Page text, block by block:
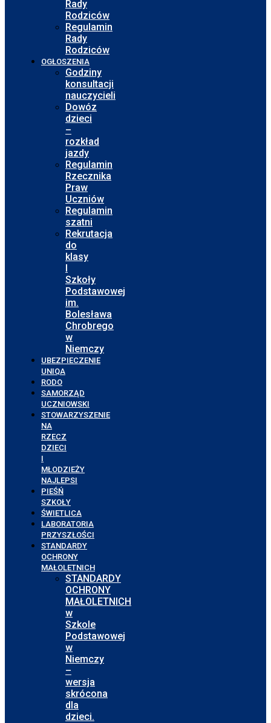
Rady
Rodziców
Regulamin
Rady
Rodziców
OGŁOSZENIA
Godziny
konsultacji
nauczycieli
Dowóz
dzieci
–
rozkład
jazdy
Regulamin
Rzecznika
Praw
Uczniów
Regulamin
szatni
Rekrutacja
do
klasy
I
Szkoły
Podstawowej
im.
Bolesława
Chrobrego
w
Niemczy
UBEZPIECZENIE
UNIQA
RODO
SAMORZĄD
UCZNIOWSKI
STOWARZYSZENIE
NA
RZECZ
DZIECI
I
MŁODZIEŻY
NAJLEPSI
PIEŚŃ
SZKOŁY
ŚWIETLICA
LABORATORIA
PRZYSZŁOŚCI
STANDARDY
OCHRONY
MAŁOLETNICH
STANDARDY
OCHRONY
MAŁOLETNICH
w
Szkole
Podstawowej
w
Niemczy
–
wersja
skrócona
dla
dzieci.